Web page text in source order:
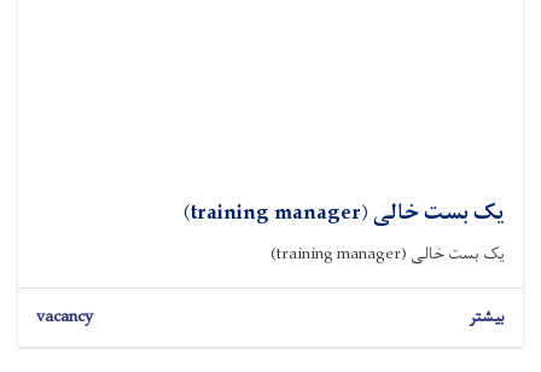
یک بست خالی (training manager)
یک بست خالی (training manager)
بیشتر vacancy